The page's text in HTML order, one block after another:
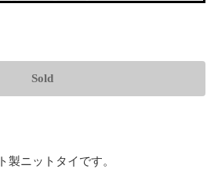
Sold
ニットタイです。